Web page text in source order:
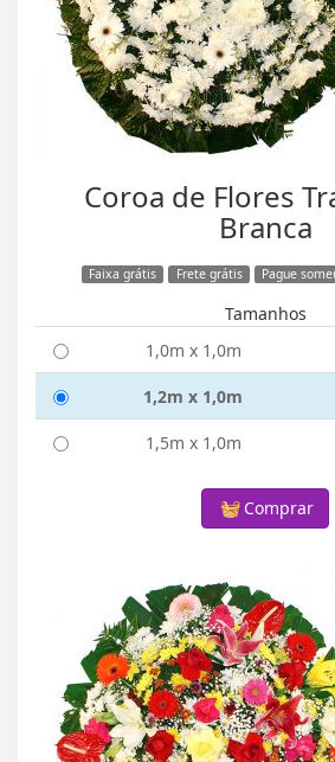
Coroa de Flores
Branca
Faixa grátis Frete grátis Pague
Tamanhos
1,0m x 1,0m
1,2m x 1,0m
1,5m x 1,0m
Comprar